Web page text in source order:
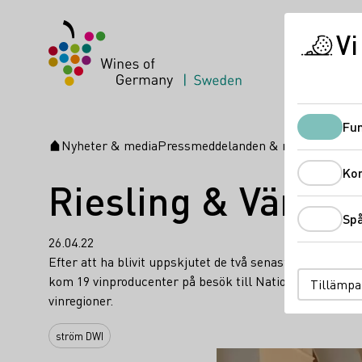
Startsida
Nyheter & mediaPressmeddelanden & nyheter
Riesling &
26.04.22
Efter att ha blivit uppskjutet de två senaste åren under
kom 19 vinproducenter på besök till Nationalmuseum
vinregioner.
ström DWI